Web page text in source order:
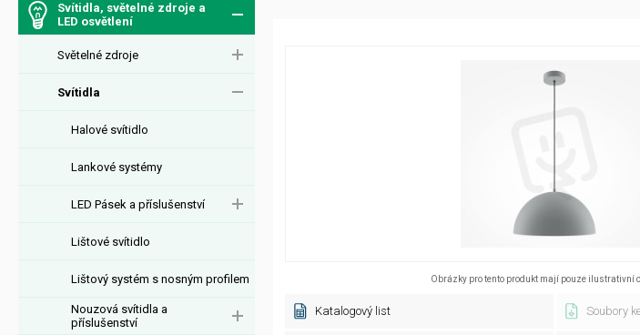
Svítidla, světelné zdroje a
LED osvětlení
Světelné zdroje
Svítidla
Halové svítidlo
Lankové systémy
LED Pásek a příslušenství
Lištové svítidlo
Lištový systém s nosným profilem
Nouzová svítidla a
příslušenství
Obrázky pro tento produkt mají pouze ilustrativní
Katalogový list Soubory